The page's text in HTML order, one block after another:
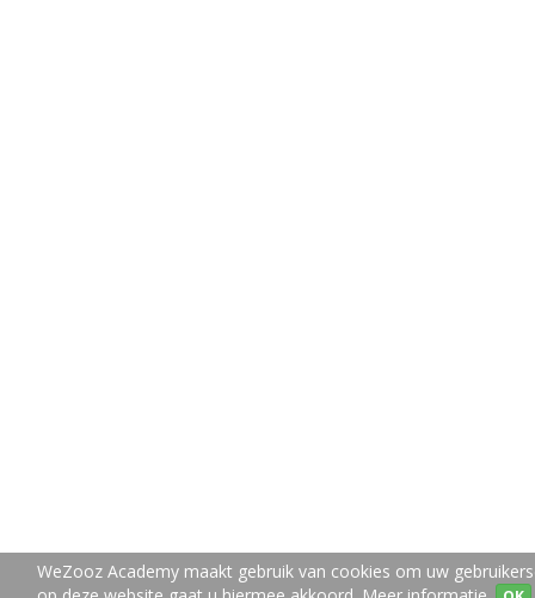
WeZooz Academy maakt gebruik van cookies om uw